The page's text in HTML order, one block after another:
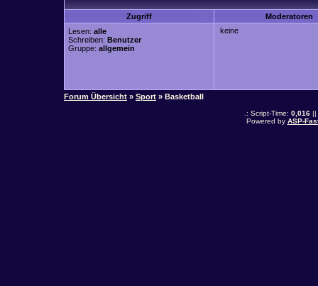
Zugriff
Moderatoren
Lesen: alle
Schreiben: Benutzer
Gruppe: allgemein
keine
Forum Übersicht » Sport » Basketball
.: Script-Time: 0,016||
Powered by ASP-